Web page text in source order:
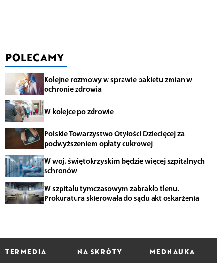
POLECAMY
Kolejne rozmowy w sprawie pakietu zmian w
ochronie zdrowia
W kolejce po zdrowie
Polskie Towarzystwo Otyłości Dziecięcej za
podwyższeniem opłaty cukrowej
W woj. świętokrzyskim będzie więcej szpitalnych
schronów
W szpitalu tymczasowym zabrakło tlenu.
Prokuratura skierowała do sądu akt oskarżenia
TERMEDIA NA SKRÓTY MEDNAUKA